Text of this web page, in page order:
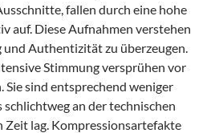
fallen durch eine hohe
auf. Diese Aufnahmen verstehen
und Authentizität zu überzeugen.
Stimmung versprühen vor
sind entsprechend weniger
an der technischen
Zeit lag. Kompressionsartefakte